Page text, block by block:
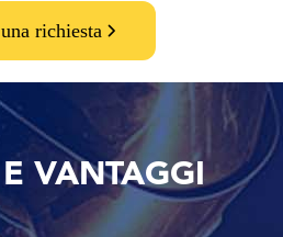
richiesta
VANTAGGI